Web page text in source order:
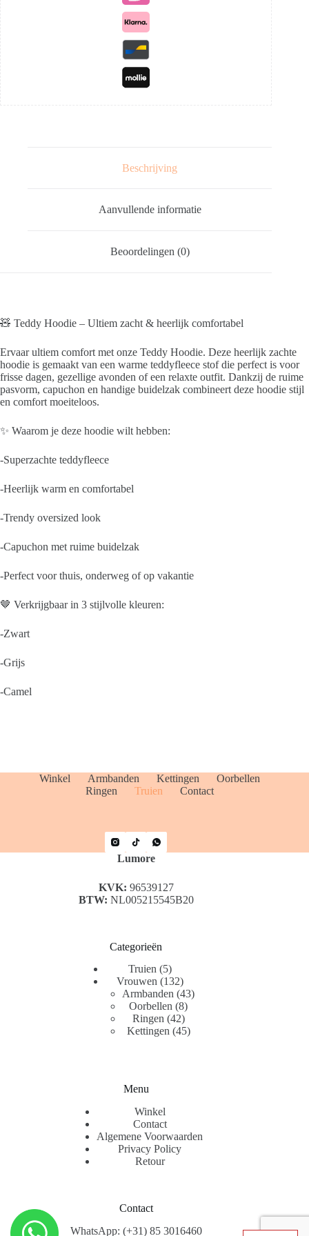
Beschrijving
Aanvullende informatie
Beoordelingen (0)
🧸 Teddy Hoodie – Ultiem zacht & heerlijk comfortabel
Ervaar ultiem comfort met onze Teddy Hoodie. Deze heerlijk zachte
hoodie is gemaakt van een warme teddyfleece stof die perfect is voor
frisse dagen, gezellige avonden of een relaxte outfit. Dankzij de ruime
pasvorm, capuchon en handige buidelzak combineert deze hoodie stijl
en comfort moeiteloos.
✨ Waarom je deze hoodie wilt hebben:
-Superzachte teddyfleece
-Heerlijk warm en comfortabel
-Trendy oversized look
-Capuchon met ruime buidelzak
-Perfect voor thuis, onderweg of op vakantie
🤎 Verkrijgbaar in 3 stijlvolle kleuren:
-Zwart
-Grijs
-Camel
Winkel Armbanden Kettingen
Oorbellen
Ringen
Truien Contact
Lumore
KVK: 96539127
BTW: NL005215545B20
Categorieën
Truien 55
producten
Vrouwen 132132
producten
Armbanden 4343
Oorbellen 88
producten
Ringen 4242
producten
Kettingen 4545
Menu
Winkel
Contact
Algemene Voorwaarden
Privacy Policy
Retour
Contact
WhatsApp: (+31) 85 3016460